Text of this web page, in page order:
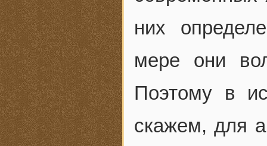
них
мере они
Поэтому в
скажем, для